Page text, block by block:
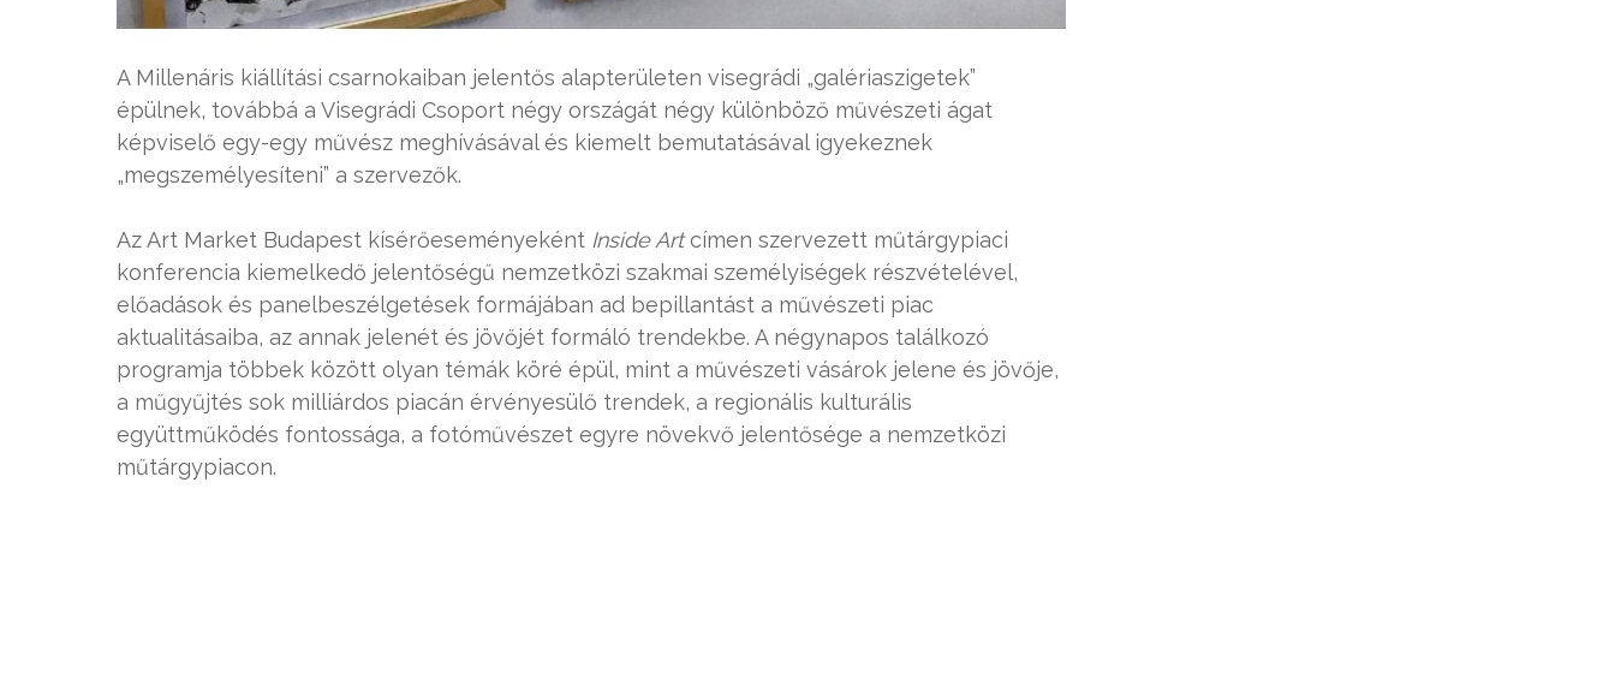
A Millenáris kiállítási csarnokaiban jelentős alapterületen visegrádi „galériaszigetek”
épülnek, továbbá a Visegrádi Csoport négy országát négy különböző művészeti ágat
képviselő egy-egy művész meghívásával és kiemelt bemutatásával igyekeznek
„megszemélyesíteni” a szervezők.
Az Art Market Budapest kísérőeseményeként Inside Artcímen szervezett műtárgypiaci
konferencia kiemelkedő jelentőségű nemzetközi szakmai személyiségek részvételével,
előadások és panelbeszélgetések formájában ad bepillantást a művészeti piac
aktualitásaiba, az annak jelenét és jövőjét formáló trendekbe. A négynapos találkozó
programja többek között olyan témák köré épül, mint a művészeti vásárok jelene és jövője,
a műgyűjtés sok milliárdos piacán érvényesülő trendek, a regionális kulturális
együttműködés fontossága, a fotóművészet egyre növekvő jelentősége a nemzetközi
műtárgypiacon.